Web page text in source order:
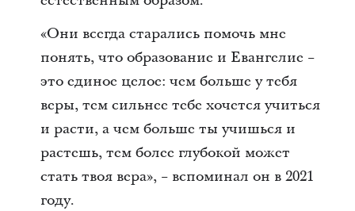
«Они всегда старались помочь мне
понять, что образование и Евангелие −
это единое целое: чем больше у тебя
веры, тем сильнее тебе хочется учиться
и расти, а чем больше ты учишься и
растешь, тем более глубокой может
стать твоя вера», − вспоминал он в 2021
году.